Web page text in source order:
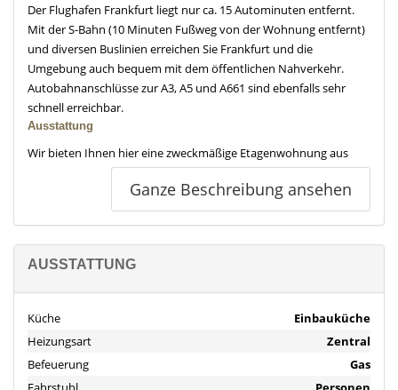
Der Flughafen Frankfurt liegt nur ca. 15 Autominuten entfernt.
Mit der S-Bahn (10 Minuten Fußweg von der Wohnung entfernt)
und diversen Buslinien erreichen Sie Frankfurt und die
Umgebung auch bequem mit dem öffentlichen Nahverkehr.
Autobahnanschlüsse zur A3, A5 und A661 sind ebenfalls sehr
schnell erreichbar.
Ausstattung
Wir bieten Ihnen hier eine zweckmäßige Etagenwohnung aus
Zur Wohnung gehören ein Schlafzimmer, ein Wohnzimmer, zwei
Balkone sowie Küche und Bad. Zur weiteren Ausstattung gehört
ein Kellerraum im Untergeschoss. Ein Tiefgaragenstellplatz ist der
Wohnung zugeordnet. Zahlreiche kostenfreie Parkplätze sind
ebenfalls in begehbarer Nähe vorhanden.
Hausgeld: 450 €/mtl.
Ganze Beschreibung ansehen
AUSSTATTUNG
Küche
Einbauküche
Heizungsart
Zentral
Befeuerung
Gas